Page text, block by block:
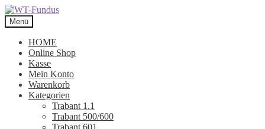
Zur
Navigation
springen
Zum
Inhalt
springen
Menü
HOME
Online Shop
Kasse
Mein Konto
Warenkorb
Kategorien
Trabant 1.1
Trabant 500/600
Trabant 601